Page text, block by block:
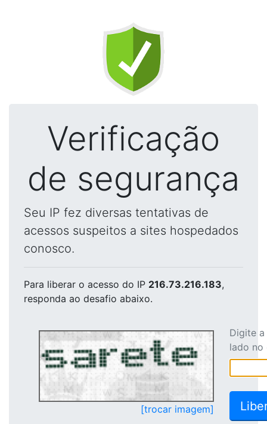
Verificação
de segurança
Seu IP fez diversas tentativas de
acessos suspeitos a sites hospedados
conosco.
Para liberar o acesso do IP 216.73.216.183,
responda ao desafio abaixo.
[trocar imagem]
Digite
lado no